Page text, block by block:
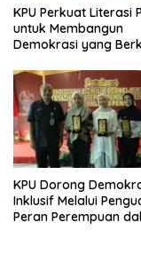
KPU Perkuat Literasi
untuk Membangun
Demokrasi yang
KPU Dorong
Inklusif Melalui
Peran Perempuan